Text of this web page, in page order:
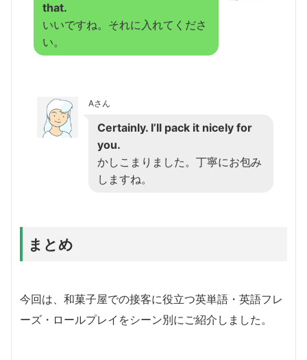
that.
いいですね。それに入れてくださ
い。
Aさん
Certainly. I’ll pack it nicely for
you.
かしこまりました。丁寧にお包み
しますね。
まとめ
今回は、和菓子屋での接客に役立つ英単語・英語フレ
ーズ・ロールプレイをシーン別にご紹介しました。